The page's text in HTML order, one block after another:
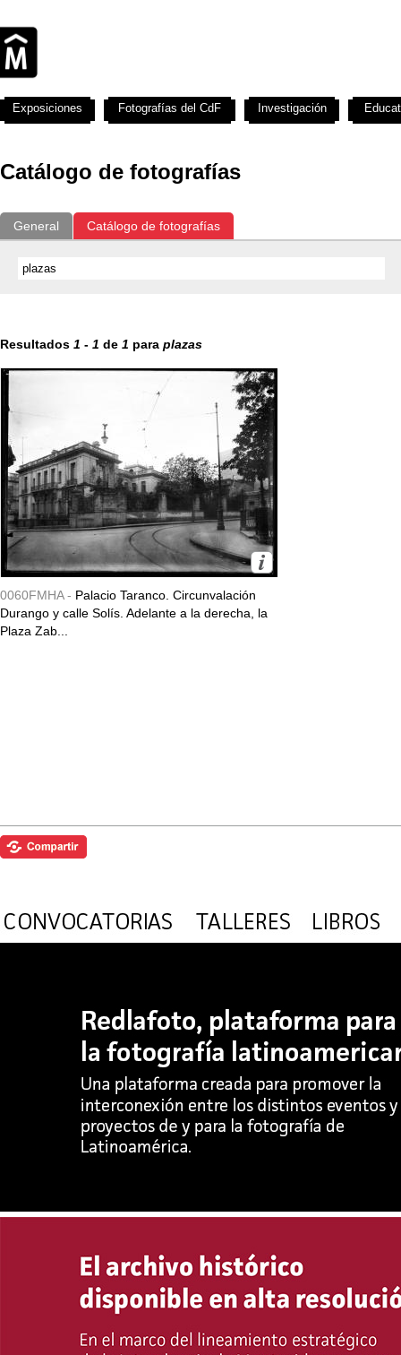
Catálogo de fotografías
General Catálogo de fotografías
Resultados 1 - 1 de 1 para plazas
0060FMHA - Palacio Taranco. Circunvalación
Durango y calle Solís. Adelante a la derecha, la
Plaza Zab...
Exposiciones Fotografías del CdF Investigación